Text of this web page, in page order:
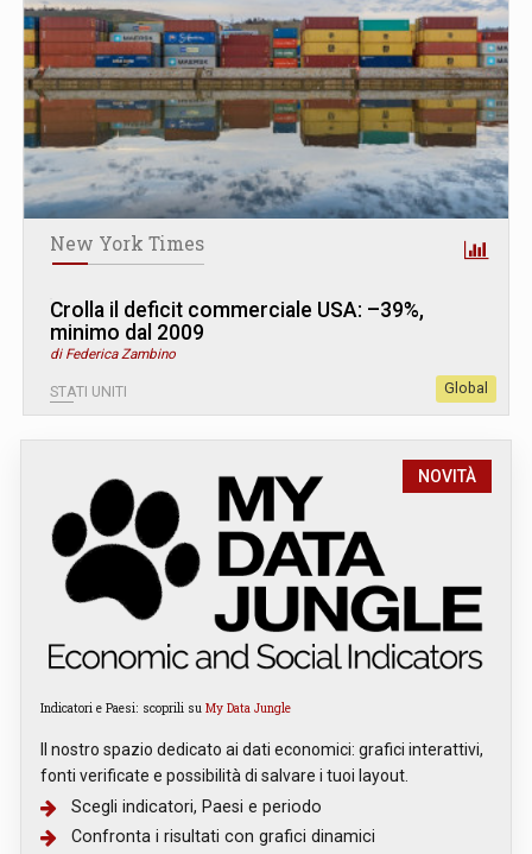
New York Times
Crolla il deficit commerciale USA: –39%,
minimo dal 2009
di Federica Zambino
STATI UNITI Global
NOVITÀ
Indicatori e Paesi: scoprili su My Data Jungle
Il nostro spazio dedicato ai dati economici: grafici interattivi,
fonti verificate e possibilità di salvare i tuoi layout.
Scegli indicatori, Paesi e periodo
Confronta i risultati con grafici dinamici